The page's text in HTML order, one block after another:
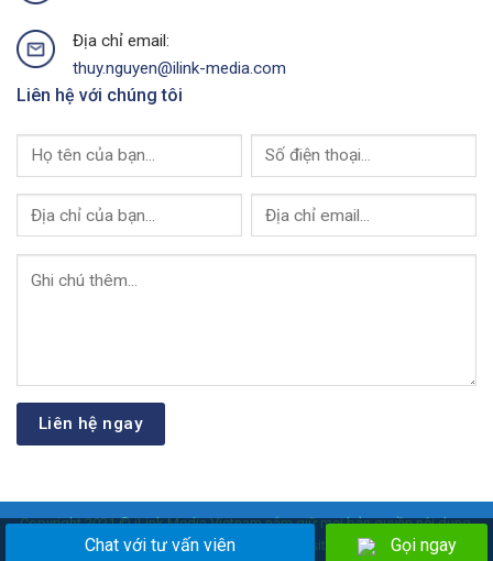
Địa chỉ email:
thuy.nguyen@ilink-media.com
Liên hệ với chúng tôi
Copyright 2021 © iLink Media Vietnam nắm giữ mọi bản quyền nội dung,
hình ảnh, video của Website.
Chat với tư vấn viên Gọi ngay